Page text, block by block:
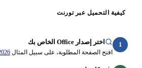
عبر تورنت
المطلوبة، على سبيل المثالOffice 2026